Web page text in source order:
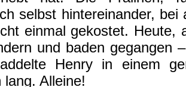
selbst hintereinander, bei
einmal gekostet. Heute,
und baden gegangen
Henry in einem
lang. Alleine!